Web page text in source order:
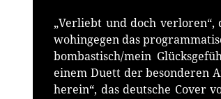
„Verliebt und doch
wohingegen das
bombastisch/mein
einem Duett der besonderen
herein“, das deutsche Cover